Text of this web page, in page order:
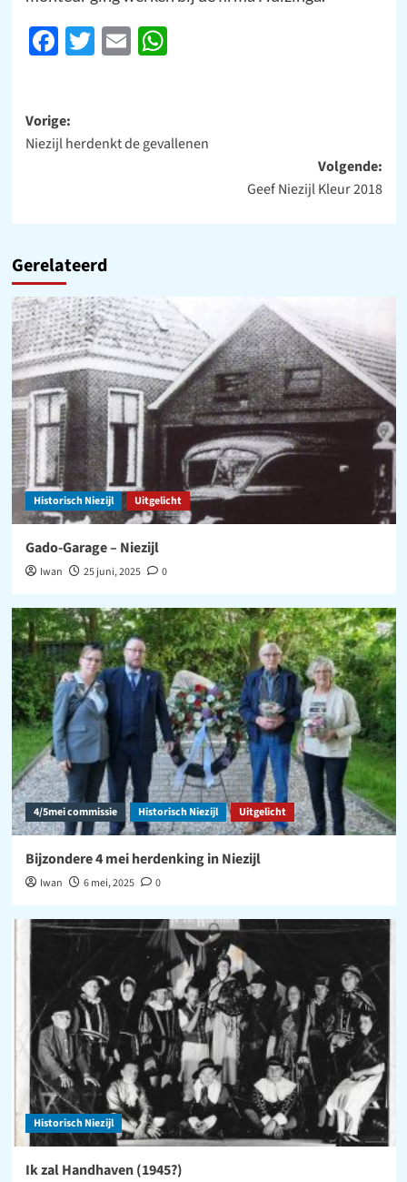
Facebook
Twitter
EmailWhatsApp
Bericht
navigatie
Vorige:
Niezijl herdenkt de gevallenen
Volgende:
Geef Niezijl Kleur 2018
Gerelateerd
Historisch Niezijl Uitgelicht
Gado-Garage – Niezijl
Iwan 25 juni, 2025 0
4/5mei commissie Historisch Niezijl Uitgelicht
Bijzondere 4 mei herdenking in Niezijl
Iwan 6 mei, 2025 0
Historisch Niezijl
Ik zal Handhaven (1945?)